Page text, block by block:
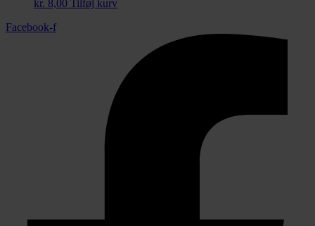
kr. 8,00 Tilføj kurv
Facebook-f